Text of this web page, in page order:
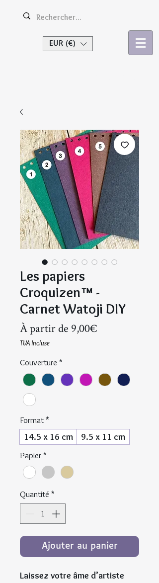
EUR (€)
Les papiers
Croquizen™ -
Carnet Watoji DIY
À partir de 9,00€
TVA Incluse
Couverture *
Format *
14.5 x 16 cm 9.5 x 11 cm
Papier *
Quantité *
Ajouter au panier
Laissez votre âme d’artiste